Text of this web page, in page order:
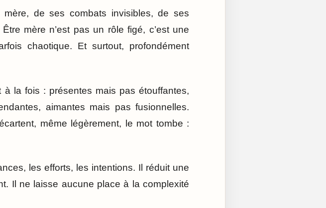
de ses combats invisibles, de ses
mère n’est pas un rôle figé, c’est une
chaotique. Et surtout, profondément
la fois : présentes mais pas étouffantes,
aimantes mais pas fusionnelles.
même légèrement, le mot tombe :
les efforts, les intentions. Il réduit une
Il ne laisse aucune place à la complexité